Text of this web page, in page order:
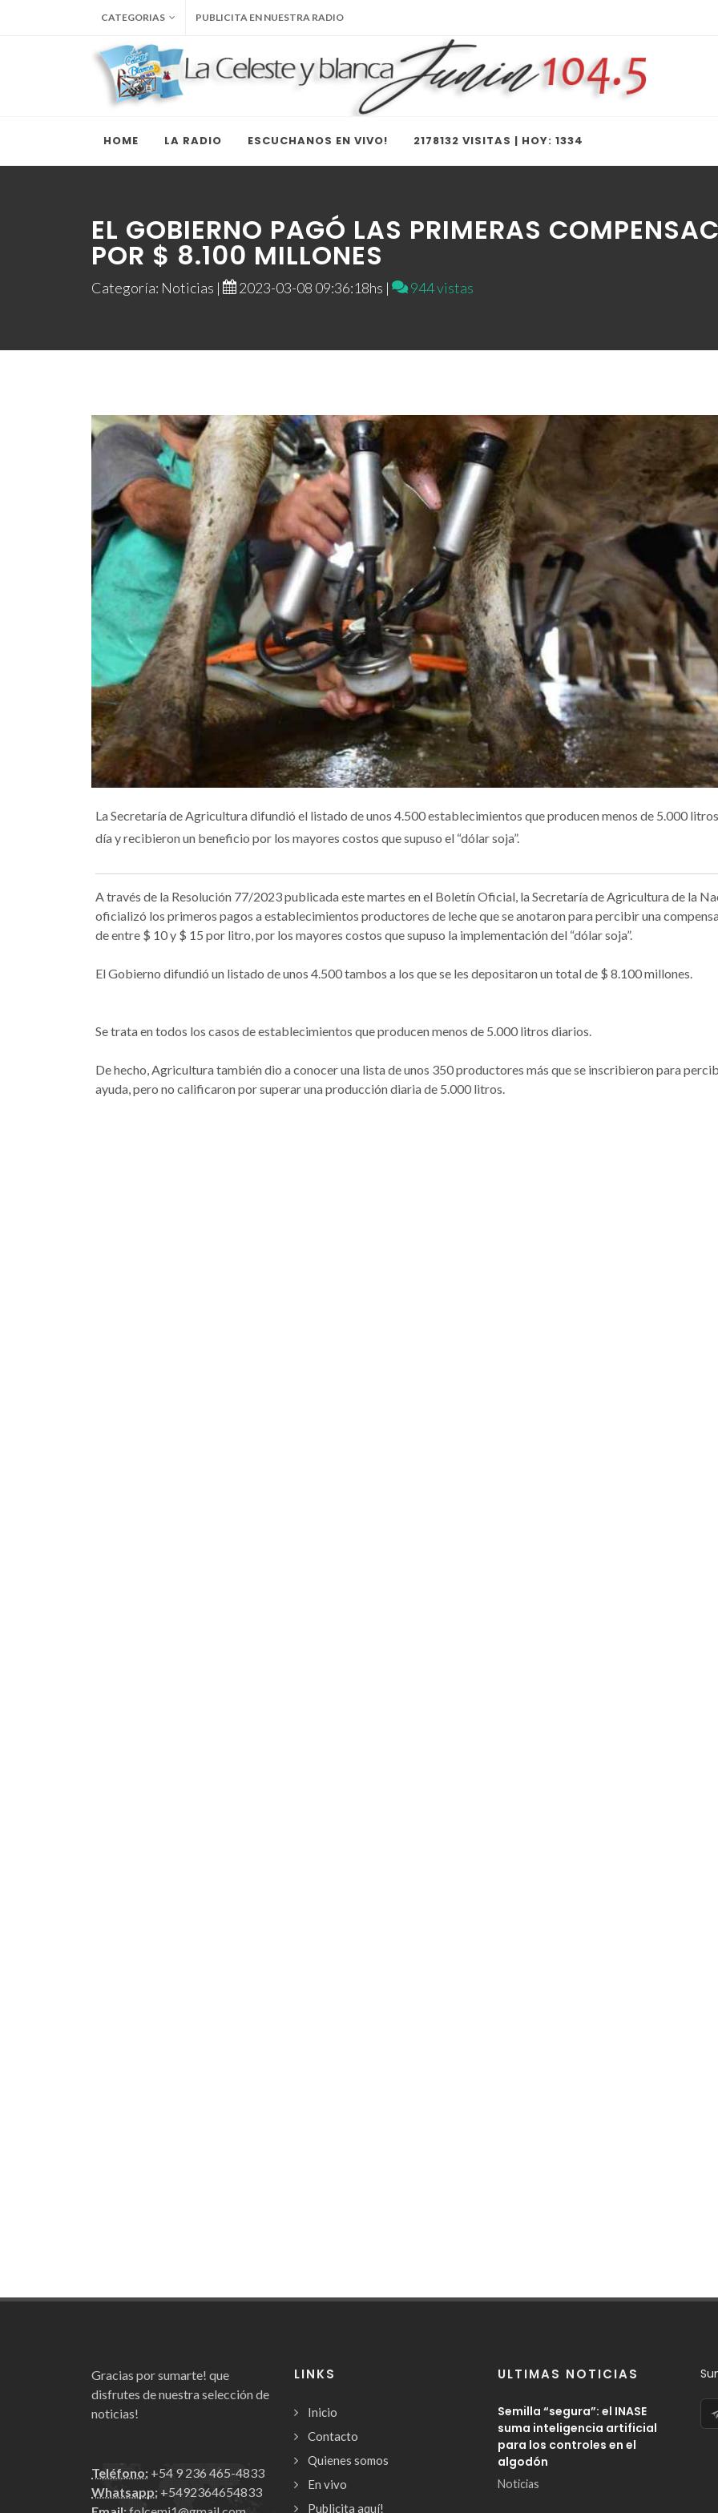
CATEGORIAS PUBLICITA EN NUESTRA RADIO
HOME LA RADIO ESCUCHANOS EN VIVO! 2178132 VISITAS | HOY: 1334
EL GOBIERNO PAGÓ LAS PRIMERAS
POR $ 8.100 MILLONES
Categoría: Noticias | 2023-03-08 09:36:18hs | 944 vistas
La Secretaría de Agricultura difundió el listado de unos 4.500 establecimientos que producen menos de 5.000
día y recibieron un beneficio por los mayores costos que supuso el “dólar soja”.
A través de la Resolución 77/2023 publicada este martes en el Boletín Oficial, la Secretaría de Agricultura de la
oficializó los primeros pagos a establecimientos productores de leche que se anotaron para percibir una
de entre $ 10 y $ 15 por litro, por los mayores costos que supuso la implementación del “dólar soja”.
El Gobierno difundió un listado de unos 4.500 tambos a los que se les depositaron un total de $ 8.100 millones.
Se trata en todos los casos de establecimientos que producen menos de 5.000 litros diarios.
De hecho, Agricultura también dio a conocer una lista de unos 350 productores más que se inscribieron para
ayuda, pero no calificaron por superar una producción diaria de 5.000 litros.
Gracias por sumarte! que
disfrutes de nuestra selección de
noticias!
Teléfono: +54 9 236 465-4833
Whatsapp: +5492364654833
LINKS
Inicio
Contacto
Quienes somos
En vivo
Publicita aquí!
ULTIMAS NOTICIAS
Semilla “segura”: el INASE
suma inteligencia artificial
para los controles en el
algodón
Noticias